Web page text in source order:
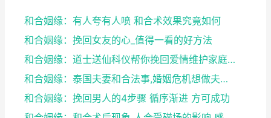
和合姻缘：有人夸有人喷 和合术效果究竟如何
和合姻缘：挽回女友的心_值得一看的好方法
和合姻缘：道士送仙科仪帮你挽回爱情维护家庭完整
和合姻缘：泰国夫妻和合法事,婚姻危机想做夫妻和合法...
和合姻缘：挽回男人的4步骤 循序渐进 方可成功